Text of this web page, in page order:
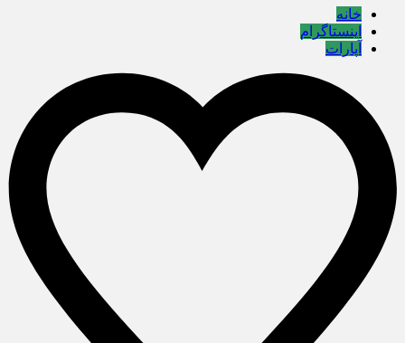
خانه
اینستاگرام
آپارات